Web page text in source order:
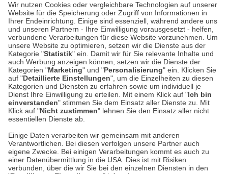
Wir nutzen Cookies oder vergleichbare Technologien auf unserer
Website für die Speicherung oder Zugriff von Informationen in
Ihrer Endeinrichtung. Einige sind essenziell, während andere uns
und unseren Partnern - Ihre Einwilligung vorausgesetzt - helfen,
verbundene Verarbeitungen für diese Website vorzunehmen. Um
unsere Website zu optimieren, setzen wir die Dienste aus der
Kategorie "Statistik" ein. Damit wir für Sie relevante Inhalte und
auch Werbung anzeigen können, setzen wir die Dienste der
Kategorien "Marketing" und "Personalisierung" ein. Klicken Sie
auf "Detaillierte Einstellungen", um die Einzelheiten zu diesen
Kategorien und Diensten zu erfahren sowie um individuell je
Dienst Ihre Einwilligung zu erteilen. Mit einem Klick auf "Ich bin
einverstanden" stimmen Sie dem Einsatz aller Dienste zu. Mit
Klick auf "Nicht zustimmen" lehnen Sie den Einsatz aller nicht
essentiellen Dienste ab.
Einige Daten verarbeiten wir gemeinsam mit anderen
Verantwortlichen. Bei diesen verfolgen unsere Partner auch
eigene Zwecke. Bei einigen Verarbeitungen kommt es auch zu
einer Datenübermittlung in die USA. Dies ist mit Risiken
verbunden, über die wir Sie bei den einzelnen Diensten in den
Unser Geschäft in Meckenheim
Auf dem Steinbüchel 6
53340 Meckenheim
Montag bis Samstag 9:00 Uhr bis 18:00 Uhr
weitere Information
Hier finden Sie uns im Netz